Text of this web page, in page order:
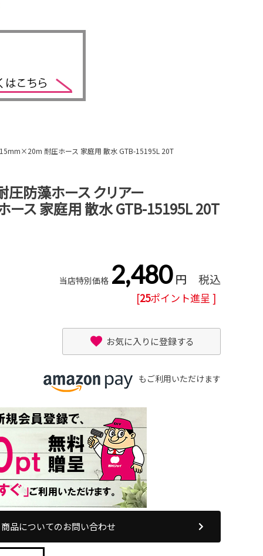
耐圧ホース 家庭用 散水 GTB-15195L 20T
防藻ホース クリアー
ス 家庭用 散水 GTB-15195L 20T
当店特別価格 2,480 税込
[25ポイント進呈 ]
お気に入りに登録する
もご利用いただけます
商品についてのお問い合わせ